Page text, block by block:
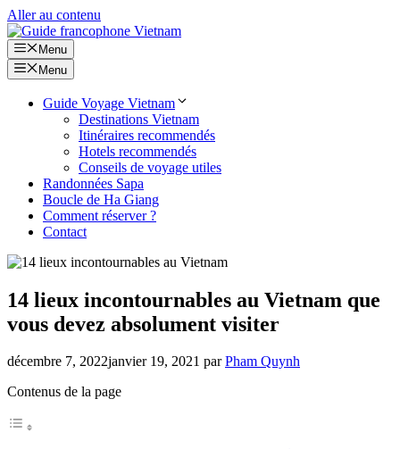
Aller au contenu
Menu
Menu
Guide Voyage Vietnam
Destinations Vietnam
Itinéraires recommendés
Hotels recommendés
Conseils de voyage utiles
Randonnées Sapa
Boucle de Ha Giang
Comment réserver ?
Contact
14 lieux incontournables au Vietnam que
vous devez absolument visiter
décembre 7, 2022janvier 19, 2021 parPham Quynh
Contenus de la page